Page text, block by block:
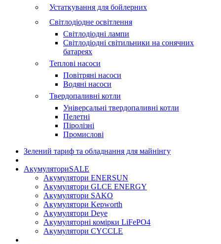
Устаткування для бойлерних
Світлодіодне освітлення
Світлодіодні лампи
Світлодіодні світильники на сонячних
батареях
Теплові насоси
Повітряні насоси
Водяні насоси
Твердопаливні котли
Універсальні твердопаливні котли
Пелетні
Піролізні
Промислові
Зелений тариф та обладнання для майнінгу
АкумуляториSALE
Акумулятори ENERSUN
Акумулятори GLCE ENERGY
Акумулятори SAKO
Акумулятори Kepworth
Акумулятори Deye
Акумуляторні комірки LiFePO4
Акумулятори CYCCLE